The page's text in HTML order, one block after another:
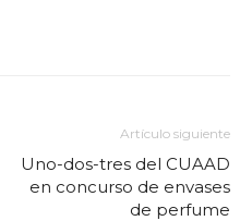
Artículo siguiente
Uno-dos-tres del CUAAD
en concurso de envases
de perfume